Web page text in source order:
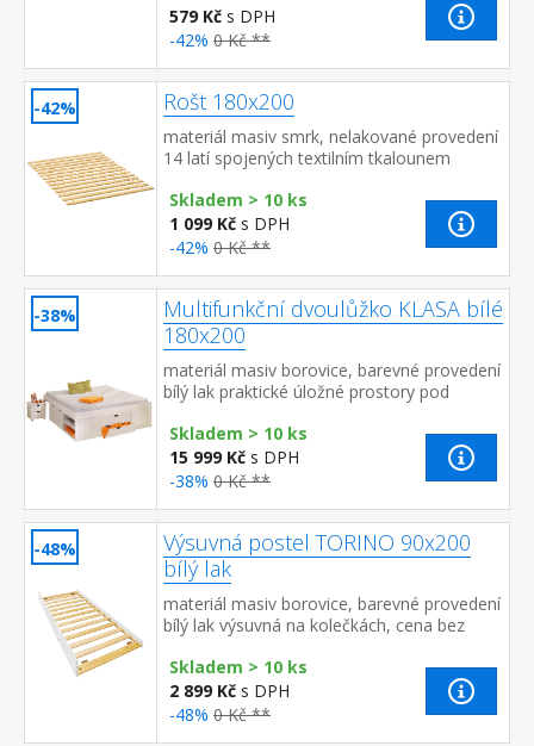
579 Kč s DPH
-42% 0 Kč **
-42% Rošt 180x200
materiál masiv smrk, nelakované provedení
14 latí spojených textilním tkalounem
Skladem > 10 ks
1 099 Kč s DPH
-42% 0 Kč **
-38%
Multifunkční dvoulůžko KLASA bílé
180x200
materiál masiv borovice, barevné provedení
bílý lak praktické úložné prostory pod
stolky a rošt ...
Skladem > 10 ks
15 999 Kč s DPH
-38% 0 Kč **
-48%
Výsuvná postel TORINO 90x200
bílý lak
materiál masiv borovice, barevné provedení
bílý lak výsuvná na kolečkách, cena bez
matrace 14 cm dop...
Skladem > 10 ks
2 899 Kč s DPH
-48% 0 Kč **